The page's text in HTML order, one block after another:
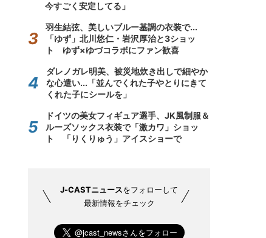
今すごく安定してる」
羽生結弦、美しいブルー基調の衣装で...
「ゆず」北川悠仁・岩沢厚治と3ショッ
ト ゆず×ゆづコラボにファン歓喜
ダレノガレ明美、被災地炊き出しで細やか
な心遣い...「並んでくれた子やとりにきて
くれた子にシールを」
ドイツの美女フィギュア選手、JK風制服＆
ルーズソックス衣装で「激カワ」ショッ
ト 「りくりゅう」アイスショーで
J-CASTニュースをフォローして
最新情報をチェック